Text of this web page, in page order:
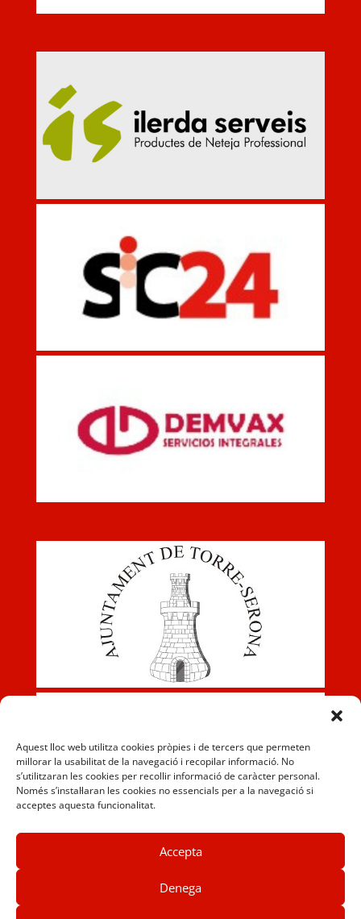
Aquest lloc web utilitza cookies pròpies i de tercers que permeten
millorar la usabilitat de la navegació i recopilar informació. No
s’utilitzaran les cookies per recollir informació de caràcter personal.
Només s’instal·laran les cookies no essencials per a la navegació si
acceptes aquesta funcionalitat.
Accepta
Denega